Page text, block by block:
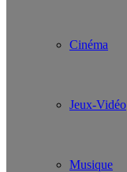
Cinéma
Jeux-Vidéo
Musique